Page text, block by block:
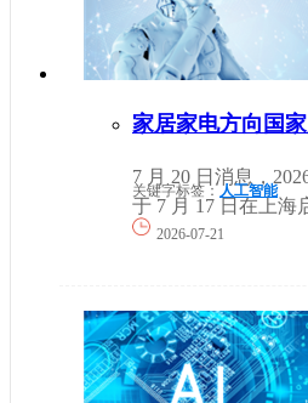
家居家电方向国
7 月 20 日消息，
于 7 月 17 日在上海
关键字标签： 人工智能
2026-07-21